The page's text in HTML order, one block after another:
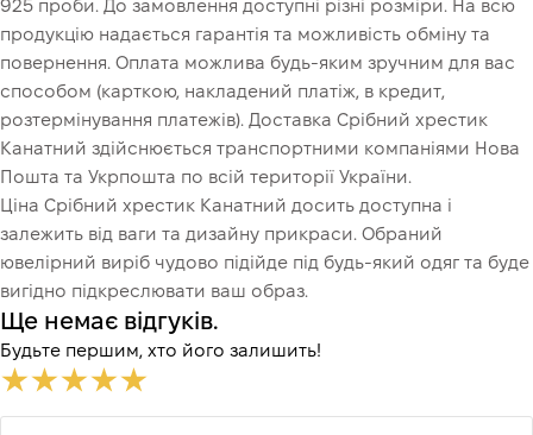
925 проби. До замовлення доступні різні розміри. На всю
продукцію надається гарантія та можливість обміну та
повернення. Оплата можлива будь-яким зручним для вас
способом (карткою, накладений платіж, в кредит,
розтермінування платежів). Доставка Срібний хрестик
Канатний здійснюється транспортними компаніями Нова
Пошта та Укрпошта по всій території України.
Ціна Срібний хрестик Канатний досить доступна і
залежить від ваги та дизайну прикраси. Обраний
ювелірний виріб чудово підійде під будь-який одяг та буде
вигідно підкреслювати ваш образ.
Ще немає відгуків.
Будьте першим, хто його залишить!